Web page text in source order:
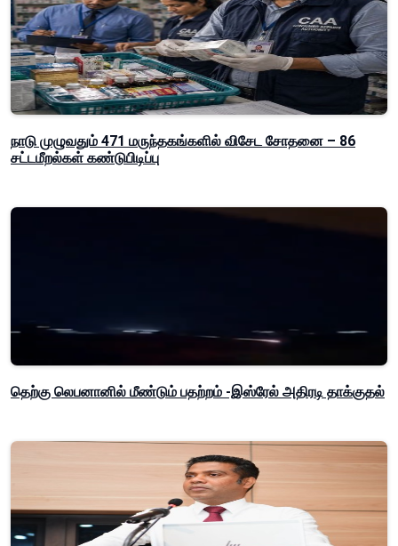
நாடு முழுவதும் 471 மருந்தகங்களில் விசேட சோதனை – 86
சட்டமீறல்கள் கண்டுபிடிப்பு
தெற்கு லெபனானில் மீண்டும் பதற்றம் -இஸ்ரேல் அதிரடி தாக்குதல்